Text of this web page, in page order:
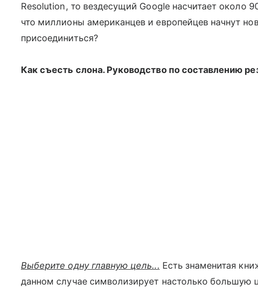
Resolution, то вездесущий Google насчитает около
что миллионы американцев и европейцев начнут
присоединиться?
Как съесть слона. Руководство по составлению
Выберите одну главную цель... Есть знаменитая
данном случае символизирует настолько большую